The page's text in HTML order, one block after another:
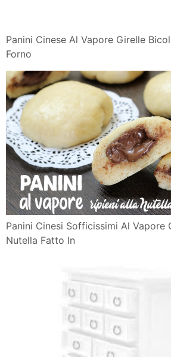
Panini Cinese Al Vapore Girelle
Forno
Panini Cinesi Sofficissimi Al Vapore
Nutella Fatto In